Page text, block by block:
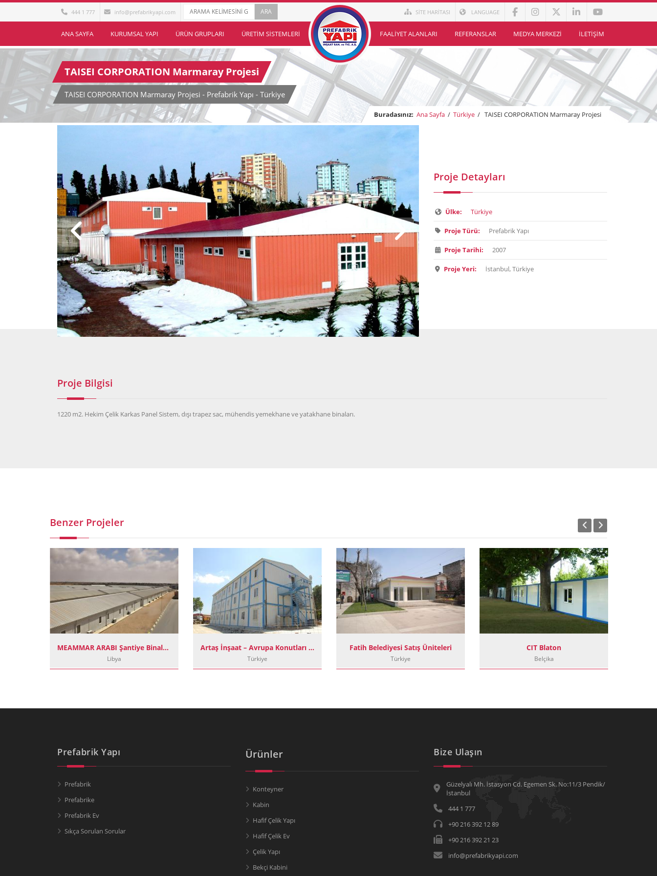
444 1 777 info@prefabrikyapi.com SİTE HARİTASI LANGUAGE
ANA SAYFA KURUMSAL YAPI ÜRÜN GRUPLARI ÜRETIM SISTEMLERI FAALIYET ALANLARI REFERANSLAR MEDYA MERKEZI İLETIŞIM
TAISEI CORPORATION Marmaray Projesi
TAISEI CORPORATION Marmaray Projesi - Prefabrik Yapı - Türkiye
Buradasınız: Ana Sayfa / Türkiye / TAISEI CORPORATION Marmaray Projesi
Proje Detayları
Ülke: Türkiye
Proje Türü: Prefabrik Yapı
Proje Tarihi: 2007
Proje Yeri: İstanbul, Türkiye
Proje Bilgisi
1220 m2. Hekim Çelik Karkas Panel Sistem, dışı trapez sac, mühendis yemekhane ve yatakhane binaları.
Benzer Projeler
MEAMMAR ARABI Şantiye Binaları
Libya
Artaş İnşaat – Avrupa Konutları Şantiyesi
Türkiye
Fatih Belediyesi Satış Üniteleri
Türkiye
CIT Blaton
Belçika
Prefabrik Yapı
Prefabrik
Prefabrike
Prefabrik Ev
Sıkça Sorulan Sorular
Ürünler
Konteyner
Kabin
Hafif Çelik Yapı
Hafif Çelik Ev
Çelik Yapı
Bekçi Kabini
Bize Ulaşın
Güzelyalı Mh. İstasyon Cd. Egemen Sk. No:11/3 Pendik/
İstanbul
444 1 777
+90 216 392 12 89
+90 216 392 21 23
info@prefabrikyapi.com